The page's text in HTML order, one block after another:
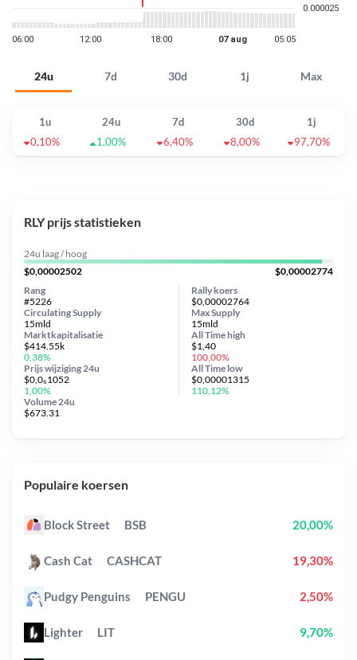
24u 7d 30d 1j Max
1u 24u 7d 30d
1j
0,10%
1,00% 6,40% 8,00% 97,70%
RLY prijs statistieken
24u laag / hoog
$0,00002502
$0,00002774
Rally koers
$0,00002764
Circulating Supply
15mld
Prijs wijziging 24u
$0,0₆1052
1,00%
Max Supply
15mld
Marktkapitalisatie
$414.55k
0,38%
Volume 24u
$673.31
Rang
#5226
All Timehigh
$1,40
100,00%
All Time low
$0,00001315
110,12%
Populaire koersen
Block Street BSB 20,00%
Cash Cat CASHCAT 19,30%
Pudgy Penguins PENGU 2,50%
Lighter LIT 9,70%